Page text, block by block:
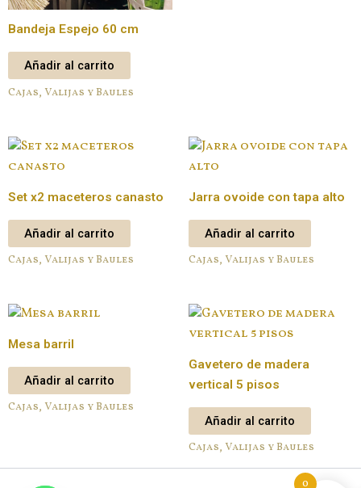
Bandeja Espejo 60 cm
Añadir al carrito
Cajas, Valijas y Baules
Set x2 maceteros canasto
Añadir al carrito
Cajas, Valijas y Baules
Jarra ovoide con tapa alto
Añadir al carrito
Cajas, Valijas y Baules
Mesa barril
Añadir al carrito
Cajas, Valijas y Baules
Gavetero de madera
vertical 5 pisos
Añadir al carrito
Cajas, Valijas y Baules
0